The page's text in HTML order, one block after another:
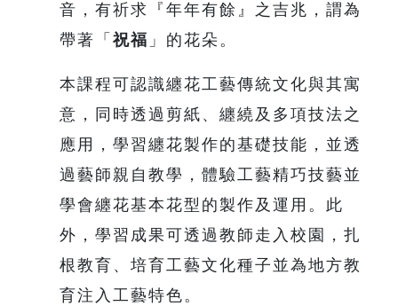
音，有祈求『年年有餘』之吉兆，謂為
帶著「 祝福 」的花朵。
本課程可認識纏花工藝傳統文化與其寓
意，同時透過剪紙、纏繞及多項技法之
應用，學習纏花製作的基礎技能，並透
過藝師親自教學，體驗工藝精巧技藝並
學會纏花基本花型的製作及運用。此
外，學習成果可透過教師走入校園，扎
根教育、培育工藝文化種子並為地方教
育注入工藝特色。